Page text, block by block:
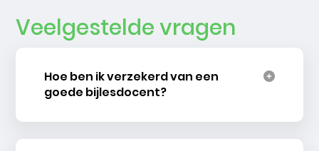
Veelgestelde vragen
Hoe ben ik verzekerd van een
goede bijlesdocent?